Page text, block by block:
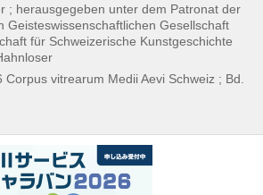
; herausgegeben unter dem Patronat der
Geisteswissenschaftlichen Gesellschaft
für Schweizerische Kunstgeschichte
Corpus vitrearum Medii Aevi Schweiz ; Bd.